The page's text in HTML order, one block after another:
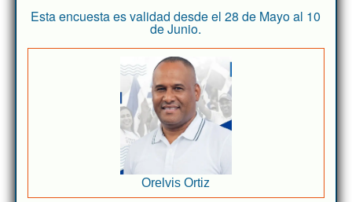
Esta encuesta es validad desde el 28 de Mayo al 10
de Junio.
Orelvis Ortiz